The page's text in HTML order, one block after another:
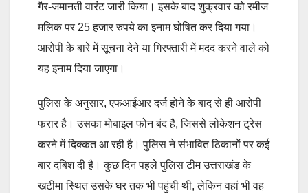
गैर-जमानती वारंट जारी किया। इसके बाद शुक्रवार को रमीज
मलिक पर 25 हजार रुपये का इनाम घोषित कर दिया गया।
आरोपी के बारे में सूचना देने या गिरफ्तारी में मदद करने वाले को
यह इनाम दिया जाएगा।
पुलिस के अनुसार, एफआईआर दर्ज होने के बाद से ही आरोपी
फरार है। उसका मोबाइल फोन बंद है, जिससे लोकेशन ट्रेस
करने में दिक्कत आ रही है। पुलिस ने संभावित ठिकानों पर कई
बार दबिश दी है। कुछ दिन पहले पुलिस टीम उत्तराखंड के
खटीमा स्थित उसके घर तक भी पहुंची थी, लेकिन वहां भी वह